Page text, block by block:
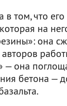
том, что
на
она
она
бетона —